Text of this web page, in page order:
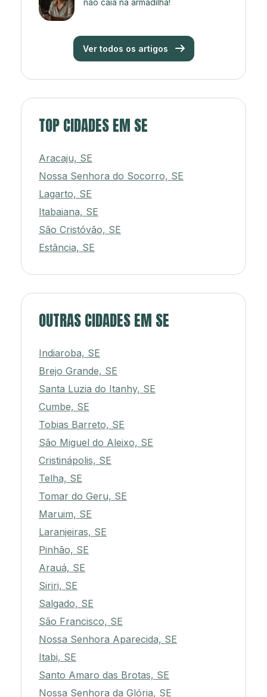
não caia na armadilha!
Ver todos os artigos
TOP CIDADES EM SE
Aracaju, SE
Nossa Senhora do Socorro, SE
Lagarto, SE
Itabaiana, SE
São Cristóvão, SE
Estância, SE
OUTRAS CIDADES EM SE
Indiaroba, SE
Brejo Grande, SE
Santa Luzia do Itanhy, SE
Cumbe, SE
Tobias Barreto, SE
São Miguel do Aleixo, SE
Cristinápolis, SE
Telha, SE
Tomar do Geru, SE
Maruim, SE
Laranjeiras, SE
Pinhão, SE
Arauá, SE
Siriri, SE
Salgado, SE
São Francisco, SE
Nossa Senhora Aparecida, SE
Itabi, SE
Santo Amaro das Brotas, SE
Nossa Senhora da Glória, SE